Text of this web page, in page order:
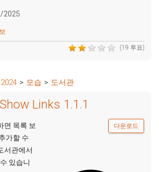
2025
(19 투표)
> 모습 > 도서관
Show Links 1.1.1
다운로드
면 목록 보
가할 수
서관에서
있습니